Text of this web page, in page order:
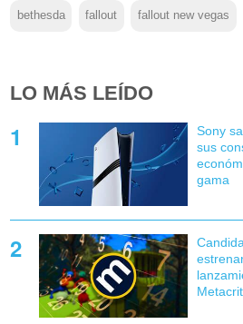
bethesda fallout fallout new vegas
LO MÁS LEÍDO
Sony
sus
gama